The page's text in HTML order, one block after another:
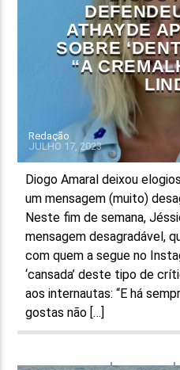
ATHAYDE
SOBRE
“A
Redação
JULHO 17, 2023
Diogo Amaral deixou
um mensagem (muito)
Neste fim de semana,
mensagem desagradável,
com quem a segue no
‘cansada’ deste tipo de
aos internautas: “E há
gostas não […]